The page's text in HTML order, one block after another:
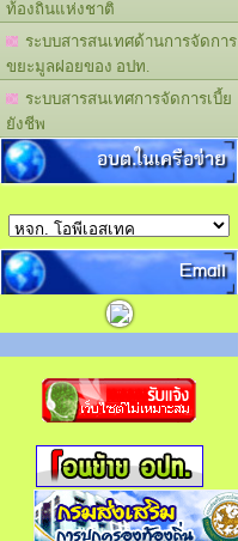
ท้องถิ่นแห่งชาติ
ระบบสารสนเทศด้านการจัดการ
ขยะมูลฝอยของ อปท.
ระบบสารสนเทศการจัดการเบี้ย
ยังชีพ
อบต.ในเครือข่าย
Email